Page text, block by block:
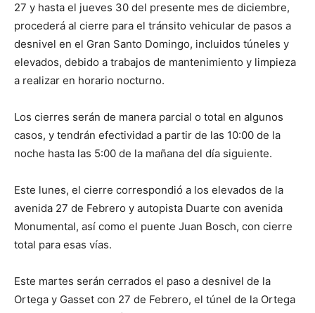
27 y hasta el jueves 30 del presente mes de diciembre,
procederá al cierre para el tránsito vehicular de pasos a
desnivel en el Gran Santo Domingo, incluidos túneles y
elevados, debido a trabajos de mantenimiento y limpieza
a realizar en horario nocturno.
Los cierres serán de manera parcial o total en algunos
casos, y tendrán efectividad a partir de las 10:00 de la
noche hasta las 5:00 de la mañana del día siguiente.
Este lunes, el cierre correspondió a los elevados de la
avenida 27 de Febrero y autopista Duarte con avenida
Monumental, así como el puente Juan Bosch, con cierre
total para esas vías.
Este martes serán cerrados el paso a desnivel de la
Ortega y Gasset con 27 de Febrero, el túnel de la Ortega